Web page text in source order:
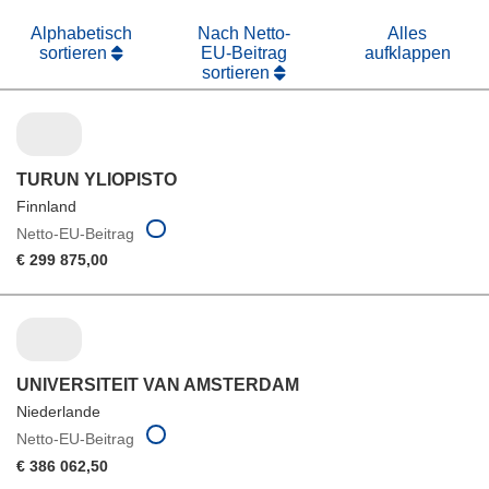
Alphabetisch
sortieren
Nach Netto-
EU-Beitrag
sortieren
Alles
aufklappen
TURUN YLIOPISTO
Finnland
Netto-EU-Beitrag
€ 299 875,00
UNIVERSITEIT VAN AMSTERDAM
Niederlande
Netto-EU-Beitrag
€ 386 062,50